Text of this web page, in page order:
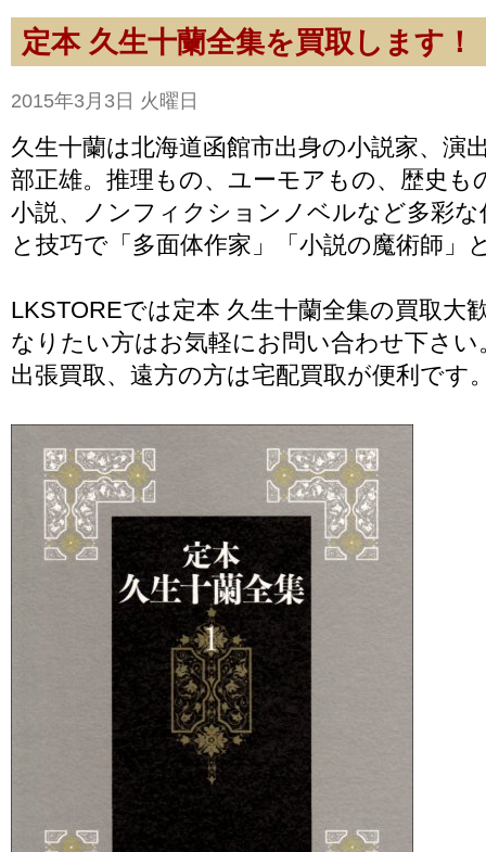
定本 久生十蘭全集を買取します！
2015年3月3日 火曜日
久生十蘭は北海道函館市出身の小説家、演
部正雄。推理もの、ユーモアもの、歴史も
小説、ノンフィクションノベルなど多彩な
と技巧で「多面体作家」「小説の魔術師」
LKSTOREでは定本 久生十蘭全集の買取大
なりたい方はお気軽にお問い合わせ下さい
出張買取、遠方の方は宅配買取が便利です